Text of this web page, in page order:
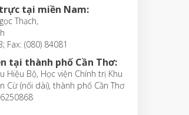
tại miền Nam:
Thạch,
Fax: (080) 84081
tại thành phố Cần Thơ:
Hiệu Bộ, Học viện Chính trị Khu
Cừ (nối dài), thành phố Cần Thơ